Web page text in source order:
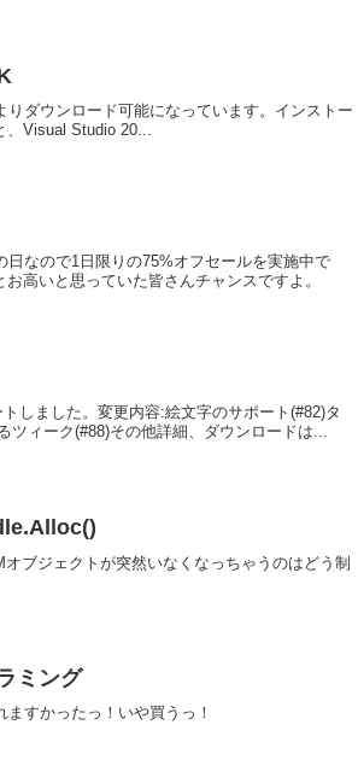
ダウンロード可能になっています。インストー
、Visual Studio 20...
なので1日限りの75%オフセールを実施中で
高いと思っていた皆さんチャンスですよ。
しました。変更内容:絵文字のサポート(#82)タ
ィーク(#88)その他詳細、ダウンロードは...
ブジェクトが突然いなくなっちゃうのはどう制
ミング
すかったっ！いや買うっ！